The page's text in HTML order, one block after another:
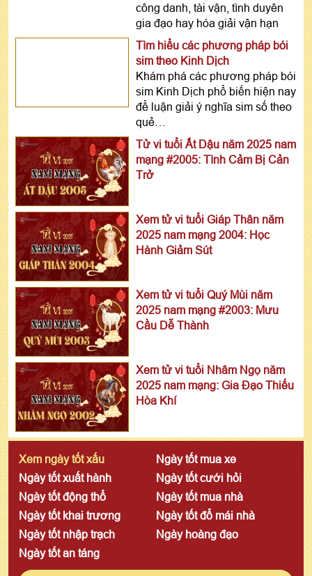
công danh, tài vận, tình duyên
gia đạo hay hóa giải vận hạn
Tìm hiểu các phương pháp bói
sim theo Kinh Dịch
Khám phá các phương pháp bói
sim Kinh Dịch phổ biến hiện nay
để luận giải ý nghĩa sim số theo
quẻ…
Tử vi tuổi Ất Dậu năm 2025 nam
mạng #2005: Tình Cảm Bị Cản
Trở
Xem tử vi tuổi Giáp Thân năm
2025 nam mạng 2004: Học
Hành Giảm Sút
Xem tử vi tuổi Quý Mùi năm
2025 nam mạng #2003: Mưu
Cầu Dễ Thành
Xem tử vi tuổi Nhâm Ngọ năm
2025 nam mạng: Gia Đạo Thiếu
Hòa Khí
Xem ngày tốt xấu
Ngày tốt mua xe
Ngày tốt xuất hành
Ngày tốt cưới hỏi
Ngày tốt động thổ
Ngày tốt mua nhà
Ngày tốt khai trương
Ngày tốt đổ mái nhà
Ngày tốt nhập trạch
Ngày hoàng đạo
Ngày tốt an táng